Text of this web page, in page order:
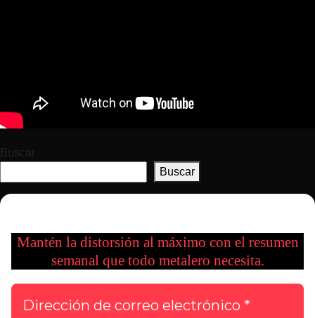
Buscar
Buscar
Mantén la distorsión al máximo con el resumen
semanal que todo metalero necesita.